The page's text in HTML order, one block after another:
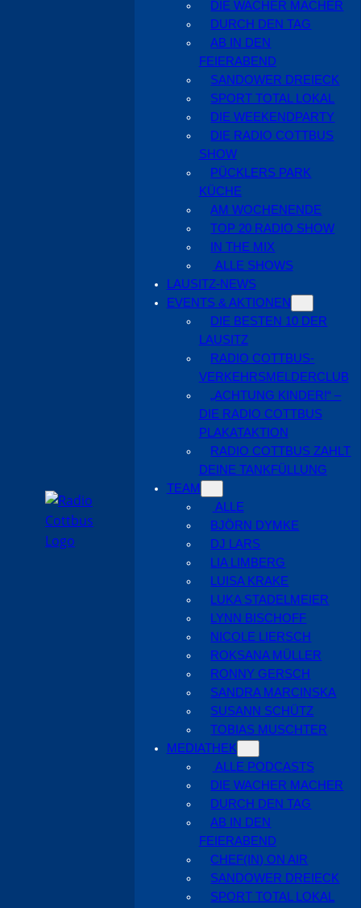
DIE WACHER MACHER
DURCH DEN TAG
AB IN DEN
FEIERABEND
SANDOWER DREIECK
SPORT TOTAL LOKAL
DIE WEEKENDPARTY
DIE RADIO COTTBUS
SHOW
PÜCKLERS PARK
KÜCHE
AM WOCHENENDE
TOP 20 RADIO SHOW
IN THE MIX
ALLE SHOWS
LAUSITZ-NEWS
EVENTS & AKTIONEN
DIE BESTEN 10 DER
LAUSITZ
RADIO COTTBUS-
VERKEHRSMELDERCLUB
„ACHTUNG KINDER!“ –
DIE RADIO COTTBUS
PLAKATAKTION
RADIO COTTBUS ZAHLT
DEINE TANKFÜLLUNG
TEAM
ALLE
BJÖRN DYMKE
DJ LARS
LIA LIMBERG
LUISA KRAKE
LUKA STADELMEIER
LYNN BISCHOFF
NICOLE LIERSCH
ROKSANA MÜLLER
RONNY GERSCH
SANDRA MARCINSKA
SUSANN SCHÜTZ
TOBIAS MUSCHTER
MEDIATHEK
ALLE PODCASTS
DIE WACHER MACHER
DURCH DEN TAG
AB IN DEN
FEIERABEND
CHEF(IN) ON AIR
SANDOWER DREIECK
SPORT TOTAL LOKAL